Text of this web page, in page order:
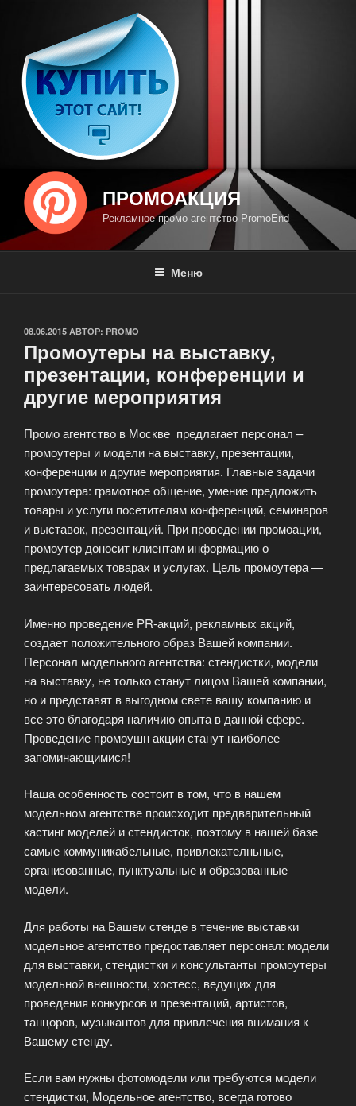
содержимому
ПРОМОАКЦИЯ
Рекламное промо агентство PromoEnd
Меню
ОПУБЛИКОВАНО
08.06.2015 АВТОР: PROMO
Промоутеры на выставку,
презентации, конференции и
другие мероприятия
Промо агентство в Москве предлагает персонал –
промоутеры и модели на выставку, презентации,
конференции и другие мероприятия. Главные задачи
промоутера: грамотное общение, умение предложить
товары и услуги посетителям конференций, семинаров
и выставок, презентаций. При проведении промоации,
промоутер доносит клиентам информацию о
предлагаемых товарах и услугах. Цель промоутера —
заинтересовать людей.
Именно проведение PR-акций, рекламных акций,
создает положительного образ Вашей компании.
Персонал модельного агентства: стендистки, модели
на выставку, не только станут лицом Вашей компании,
но и представят в выгодном свете вашу компанию и
все это благодаря наличию опыта в данной сфере.
Проведение промоушн акции станут наиболее
запоминающимися!
Наша особенность состоит в том, что в нашем
модельном агентстве происходит предварительный
кастинг моделей и стендисток, поэтому в нашей базе
самые коммуникабельные, привлекателньные,
организованные, пунктуальные и образованные
модели.
Для работы на Вашем стенде в течение выставки
модельное агентство предоставляет персонал: модели
для выставки, стендистки и консультанты промоутеры
модельной внешности, хостесс, ведущих для
проведения конкурсов и презентаций, артистов,
танцоров, музыкантов для привлечения внимания к
Вашему стенду.
Если вам нужны фотомодели или требуются модели
стендистки, Модельное агентство, всегда готово